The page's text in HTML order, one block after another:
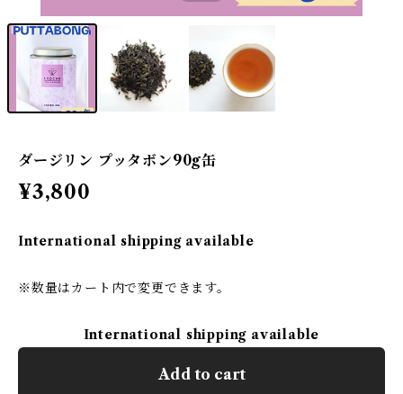
ダージリン プッタボン90g缶
¥3,800
International shipping available
※数量はカート内で変更できます。
International shipping available
Add to cart